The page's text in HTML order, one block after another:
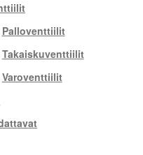
Palloventtiilit
Takaiskuventtiilit
Varoventtiilit